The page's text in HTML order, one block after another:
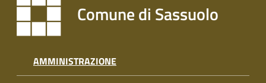
Comune di Sassuolo
AMMINISTRAZIONE